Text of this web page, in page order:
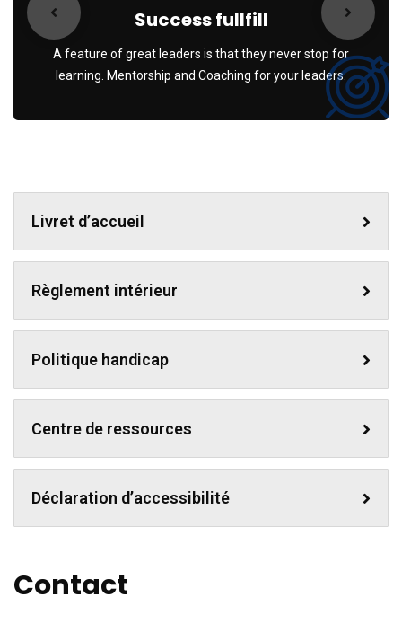
Success fullfill
A feature of great leaders is that they never stop for
learning. Mentorship and Coaching for your leaders.
Livret d’accueil
Règlement intérieur
Politique handicap
Centre de ressources
Déclaration d’accessibilité
Contact